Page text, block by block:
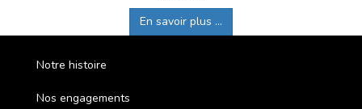
En savoir plus ...
Notre histoire
Nos engagements